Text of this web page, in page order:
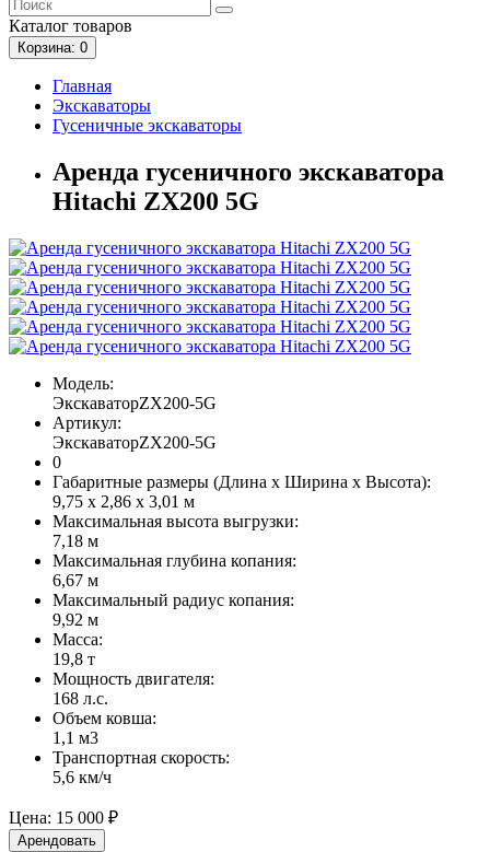
Каталог товаров
Корзина: 0
Главная
Экскаваторы
Гусеничные экскаваторы
Аренда гусеничного экскаватора
Hitachi ZX200 5G
Модель:
ЭкскаваторZX200-5G
Артикул:
ЭкскаваторZX200-5G
0
Габаритные размеры (Длина х Ширина х Высота):
9,75 х 2,86 х 3,01 м
Максимальная высота выгрузки:
7,18 м
Максимальная глубина копания:
6,67 м
Максимальный радиус копания:
9,92 м
Масса:
19,8 т
Мощность двигателя:
168 л.с.
Объем ковша:
1,1 м3
Транспортная скорость:
5,6 км/ч
Цена: 15 000 ₽
Арендовать